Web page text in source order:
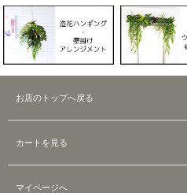
お店のトップへ戻る
カートを見る
マイページへ